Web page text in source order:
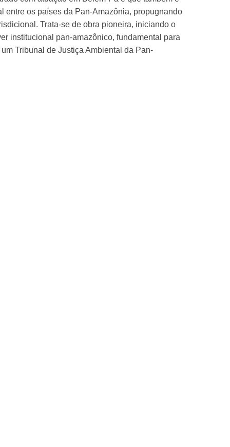
entre os países da Pan-Amazônia, propugnando
Trata-se de obra pioneira, iniciando o
institucional pan-amazônico, fundamental para
Tribunal de Justiça Ambiental da Pan-